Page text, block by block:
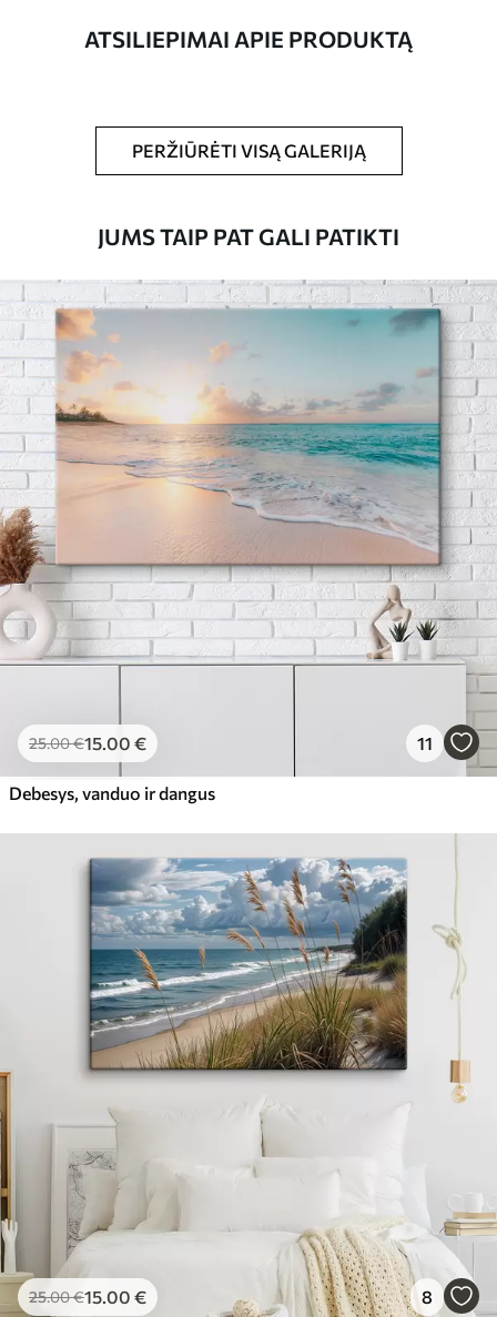
Straipsnio
s08091
Galite padengti laku.
Standartas
Iš15.00€
Premium
Iš19 .00 €
Eco-Premium
Iš23
ATSILIEPIMAI APIE PRODUKTĄ
PERŽIŪRĖTI VISĄ GALERIJĄ
JUMS TAIP PAT GALI PATIKTI
25.00€15.00 € 11
Debesys, vanduo ir dangus
25.00€15.00 € 8